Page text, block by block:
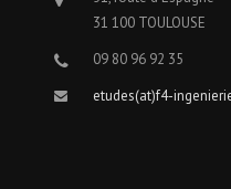
31 100 TOULOUSE
09 80 96 92 35
etudes(at)f4-